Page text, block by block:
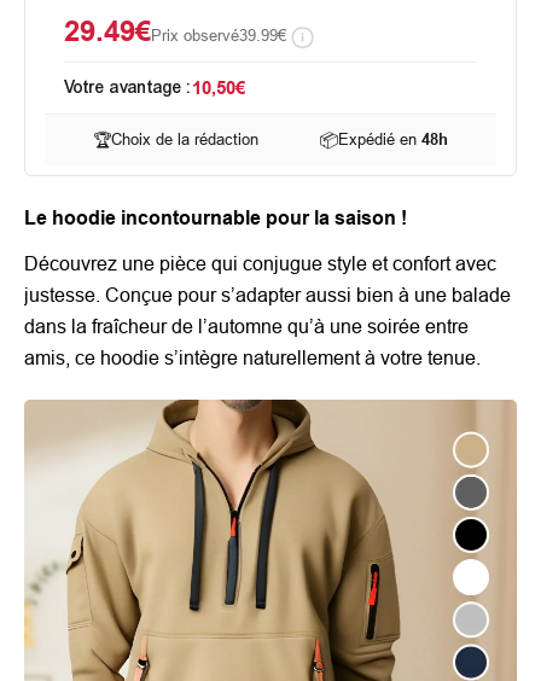
29.49€Prix observé39.99€
Votre avantage :10,50€
🏆Choix de la rédaction 📦Expédié en48h
Le hoodie incontournable pour la saison !
Découvrez une pièce qui conjugue style et confort avec
justesse. Conçue pour s’adapter aussi bien à une balade
dans la fraîcheur de l’automne qu’à une soirée entre
amis, ce hoodie s’intègre naturellement à votre tenue.